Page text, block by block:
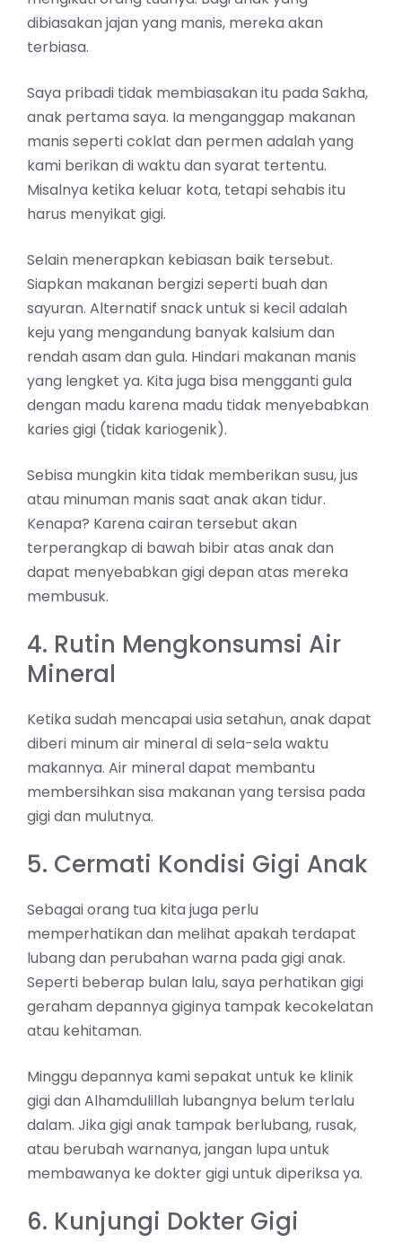
dibiasakan jajan yang manis, mereka akan
terbiasa.
Saya pribadi tidak membiasakan itu pada Sakha,
anak pertama saya. Ia menganggap makanan
manis seperti coklat dan permen adalah yang
kami berikan di waktu dan syarat tertentu.
Misalnya ketika keluar kota, tetapi sehabis itu
harus menyikat gigi.
Selain menerapkan kebiasan baik tersebut.
Siapkan makanan bergiziseperti buah dan
sayuran. Alternatif snack untuk si kecil adalah
keju yang mengandung banyak kalsium dan
rendah asam dan gula. Hindari makanan manis
yang lengket ya. Kita juga bisa mengganti gula
dengan madu karena madu tidak menyebabkan
karies gigi (tidak kariogenik).
Sebisa mungkin kita tidak memberikan susu, jus
atau minuman manis saat anak akan tidur.
Kenapa? Karena cairan tersebut akan
terperangkap di bawah bibir atas anak dan
dapat menyebabkan gigi depan atas mereka
membusuk.
4. Rutin Mengkonsumsi Air
Mineral
Ketika sudah mencapai usia setahun, anak dapat
diberi minum air mineral di sela-sela waktu
makannya. Air mineral dapat membantu
membersihkan sisa makanan yang tersisa pada
gigi dan mulutnya.
5. Cermati Kondisi Gigi Anak
Sebagai orang tua kita juga perlu
memperhatikan dan melihat apakah terdapat
lubang dan perubahan warna pada gigi anak.
Seperti beberap bulan lalu, saya perhatikan gigi
geraham depannya giginya tampak kecokelatan
atau kehitaman.
Minggu depannya kami sepakat untuk ke klinik
gigi dan Alhamdulillah lubangnya belum terlalu
dalam. Jika gigi anak tampak berlubang, rusak,
atau berubah warnanya, jangan lupa untuk
membawanya ke dokter gigi untuk diperiksa ya.
6. Kunjungi Dokter Gigi